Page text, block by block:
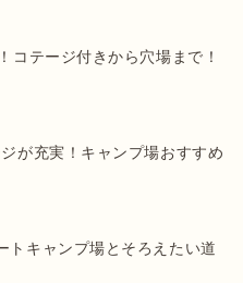
コテージ付きから穴場まで！
が充実！キャンプ場おすすめ
トキャンプ場とそろえたい道